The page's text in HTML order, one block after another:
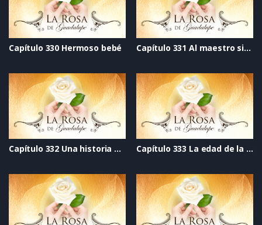
Capítulo 330 Hermoso bebé Capítulo 331 Al maestro sin cariño
Capítulo 332 Una historia de amor Capítulo 333 La edad de la inocencia